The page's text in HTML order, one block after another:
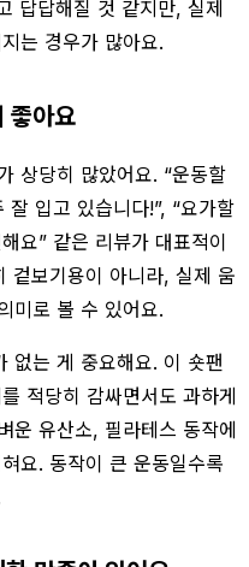
답답해질 것 같지만, 실제
는 경우가 많아요.
좋아요
상당히 많았어요. “운동할
입고 있습니다!”, “요가할
요” 같은 리뷰가 대표적이
겉보기용이 아니라, 실제 움
미로 볼 수 있어요.
없는 게 중요해요. 이 숏팬
적당히 감싸면서도 과하게
운 유산소, 필라테스 동작에
요. 동작이 큰 운동일수록